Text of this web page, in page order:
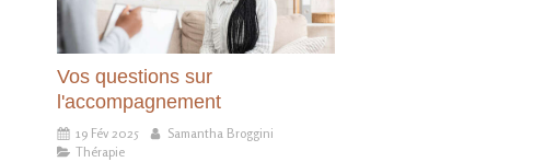
Vos questions sur
l'accompagnement
19 Fév 2025
Samantha Broggini
Thérapie